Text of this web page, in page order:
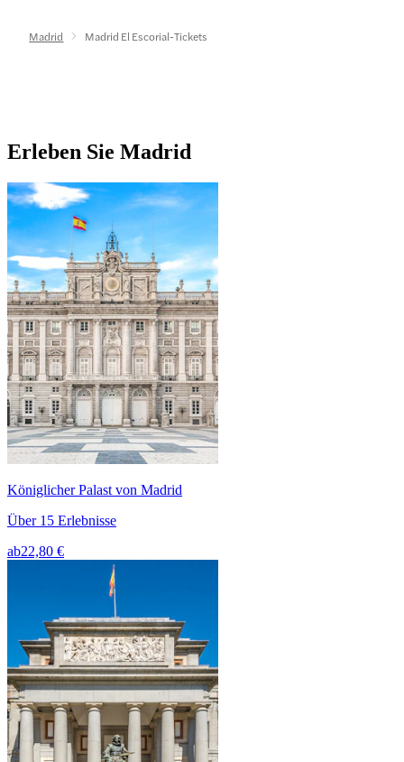
Madrid Madrid El Escorial-Tickets
Erleben Sie Madrid
Königlicher Palast von Madrid
Über 15 Erlebnisse
ab22,80 €